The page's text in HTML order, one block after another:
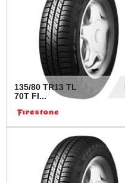
135/80 TR13 TL
70T FI...